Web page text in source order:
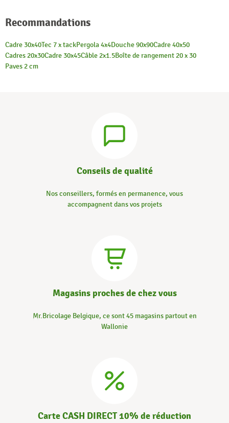
Recommandations
Cadre 30x40Tec 7 x tackPergola 4x4Douche 90x90Cadre 40x50
Cadres 20x30Cadre 30x45Câble 2x1.5Boîte de rangement 20 x 30
Paves 2 cm
Conseils de qualité
Nos conseillers, formés en permanence, vous
accompagnent dans vos projets
Magasins proches de chez vous
Mr.Bricolage Belgique, ce sont 45 magasins partout en
Wallonie
Carte CASH DIRECT 10% de réduction